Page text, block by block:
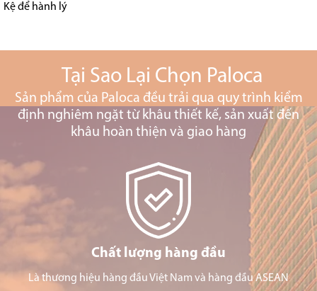
Kệ để hành lý
Tại Sao Lại Chọn Paloca
Sản phẩm của Paloca đều trải qua quy trình kiểm
định nghiêm ngặt từ khâu thiết kế, sản xuất đến
khâu hoàn thiện và giao hàng
Chất lượng hàng đầu
Là thương hiệu hàng đầu Việt Nam và hàng đầu ASEAN